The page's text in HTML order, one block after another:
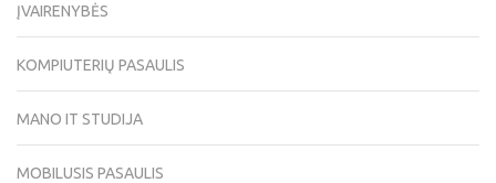
ĮVAIRENYBĖS
KOMPIUTERIŲ PASAULIS
MANO IT STUDIJA
MOBILUSIS PASAULIS